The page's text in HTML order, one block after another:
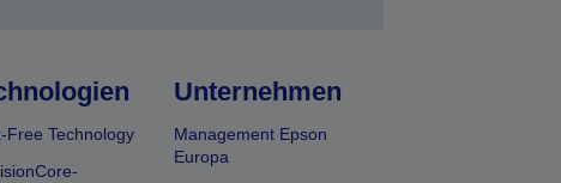
Free Technology
Unternehmen
Management Epson
Europa